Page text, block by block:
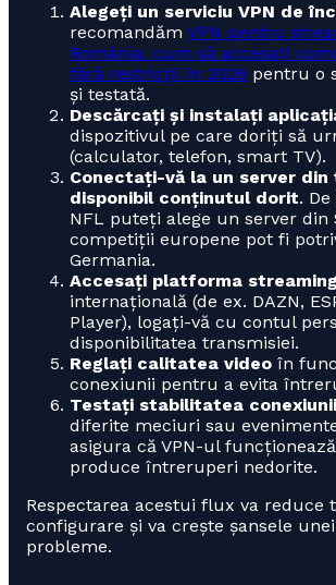
Alegeți un serviciu VPN de
recomandăm VPN pentru
România: cum să accesați
fără restricții în 2026 pentru o
și testată.
Descărcați și instalați
dispozitivul pe care doriți să
(calculator, telefon, smart TV).
Conectați-vă la un server
disponibil conținutul dorit.
NFL puteți alege un server din
competiții europene pot fi
Germania.
Accesați platforma
internațională (de ex. DAZN,
Player), logați-vă cu contul
disponibilitatea transmisiei.
Reglați calitatea video în
conexiunii pentru a evita
Testați stabilitatea conexiunii
diferite meciuri sau
asigura că VPN-ul
produce întreruperi nedorite.
Respectarea acestui flux va reduce
configurare și va crește șansele
probleme.